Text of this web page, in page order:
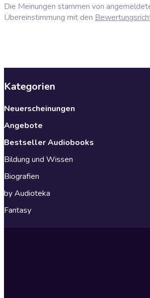
Die Meinungen stammen von
Übereinstimmung mit den
Kategorien
Neuerscheinungen
Angebote
Bestseller Audiobooks
Bildung und Wissen
Biografien
by Audioteka
Fantasy